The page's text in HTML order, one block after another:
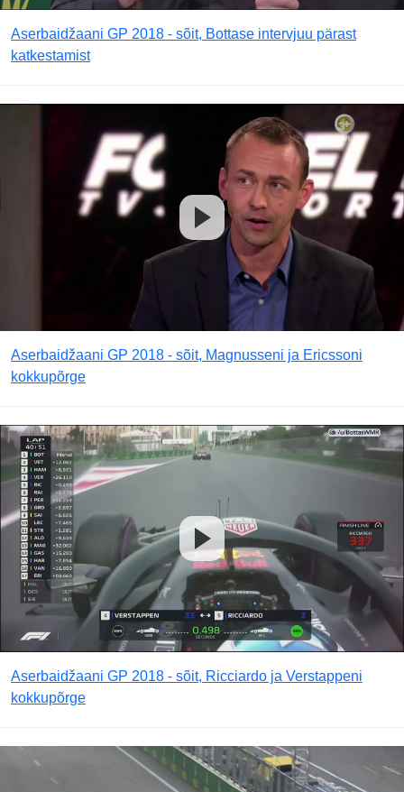
Aserbaidžaani GP 2018 - sõit, Bottase intervjuu pärast
katkestamist
Aserbaidžaani GP 2018 - sõit, Magnusseni ja Ericssoni
kokkupõrge
Aserbaidžaani GP 2018 - sõit, Ricciardo ja Verstappeni
kokkupõrge